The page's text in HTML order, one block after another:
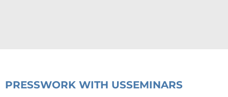
PRESSWORK WITH USSEMINARS